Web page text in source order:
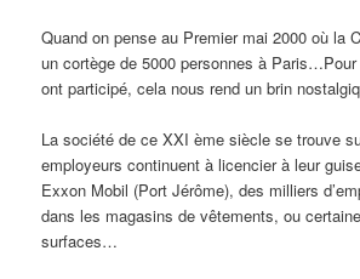
Quand on pense au Premier mai 2000 où la
un cortège de 5000 personnes à
ont participé, cela nous rend un brin
La société de ce XXI ème siècle se trouve
employeurs continuent à licencier à leur
Exxon Mobil (Port Jérôme), des milliers
dans les magasins de vêtements, ou
surfaces…